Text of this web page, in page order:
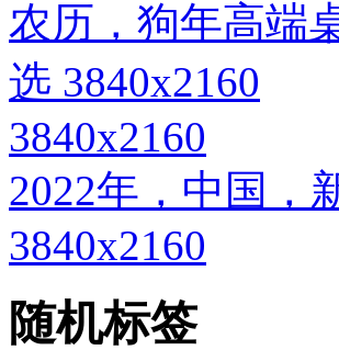
3840x2160
2022年，中国，
3840x2160
随机标签